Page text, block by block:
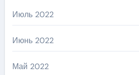
Июль 2022
Июнь 2022
Май 2022